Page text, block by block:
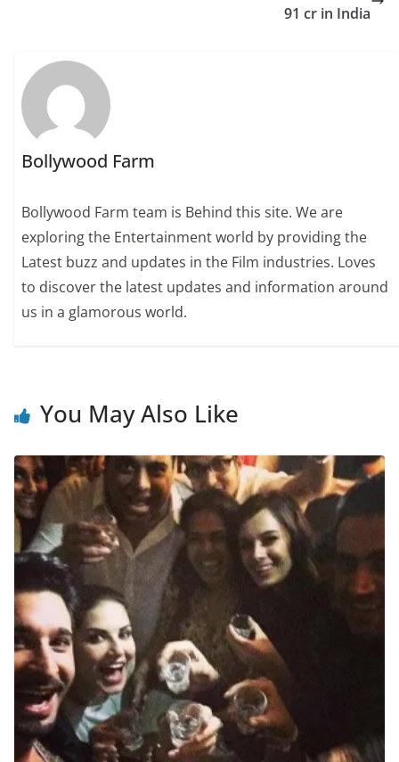
91 cr in India
Bollywood Farm
Bollywood Farm team is Behind this site. We are
exploring the Entertainment world by providing the
Latest buzz and updates in the Film industries. Loves
to discover the latest updates and information around
us in a glamorous world.
You May Also Like